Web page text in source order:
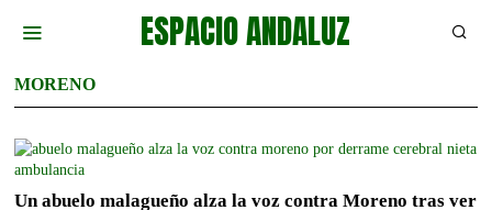
ESPACIO ANDALUZ
MORENO
Un abuelo malagueño alza la voz contra Moreno tras ver